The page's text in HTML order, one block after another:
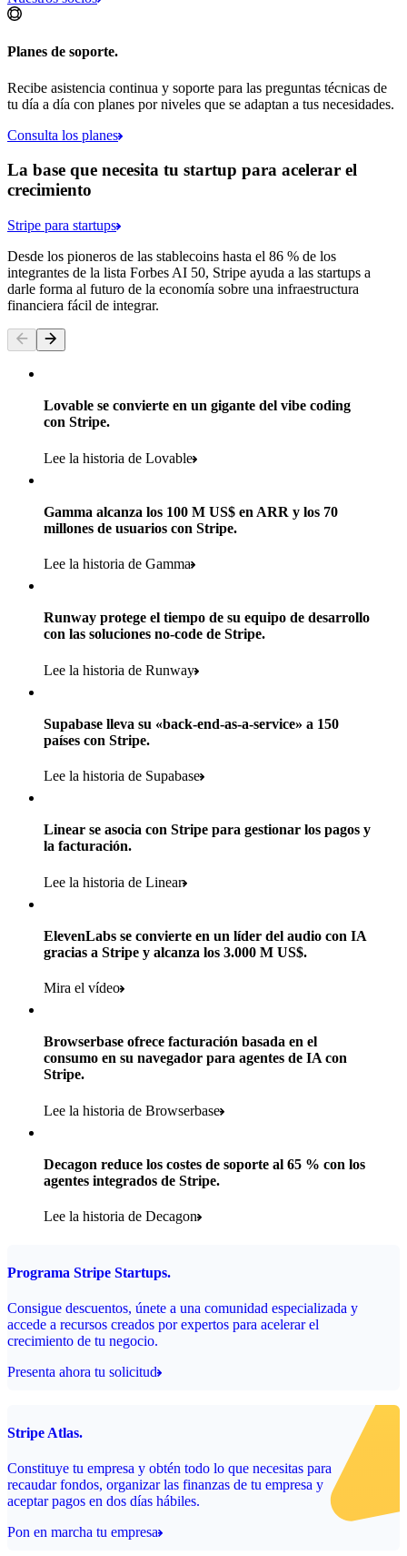
Más de 160
Más de 11 mil
ubicaciones en todo el mundo
Productos utilizados
Payments, Terminal, Connect, Radar y Stripe Sigma
Conoce su historia
Más de 5
marcas de consumo en su cartera de comercio minorista
Más de 700
Productos utilizados
Payments, Terminal, Connect, Stripe Sigma, Radar y Link
compradores
1,8 mil
Payments, Connect, Data Pipeline y Issuing
Conoce su historia
de pagos digitales y físicos con tecnología de Stripe
Menos de 3 meses
para implementar Stripe y lanzar la edición digital
Productos utilizados
Payments, Stripe Sigma y Radar
Conoce su historia
Planes de soporte.
Recibe asistencia continua y soporte para las preguntas técnicas de
tu día a día con planes por niveles que se adaptan a tus necesidades.
Consulta los planes
La base que necesita tu startup para acelerar el
crecimiento
Stripe para startups
Desde los pioneros de las stablecoins hasta el 86 % de los
integrantes de la lista Forbes AI 50, Stripe ayuda a las startups a
darle forma al futuro de la economía sobre una infraestructura
financiera fácil de integrar.
Lovable se convierte en un gigante del vibe coding
con Stripe.
Lee la historia de Lovable
Gamma alcanza los 100 M US$ en ARR y los 70
millones de usuarios con Stripe.
Lee la historia de Gamma
Runway protege el tiempo de su equipo de desarrollo
con las soluciones no-code de Stripe.
Lee la historia de Runway
Supabase lleva su «back-end-as-a-service» a 150
países con Stripe.
Lee la historia de Supabase
Linear se asocia con Stripe para gestionar los pagos y
la facturación.
Lee la historia de Linear
ElevenLabs se convierte en un líder del audio con IA
gracias a Stripe y alcanza los 3.000 M US$.
Mira el vídeo
Browserbase ofrece facturación basada en el
consumo en su navegador para agentes de IA con
Stripe.
Lee la historia de Browserbase
Decagon reduce los costes de soporte al 65 % con los
agentes integrados de Stripe.
Lee la historia de Decagon
Programa Stripe Startups.
Consigue descuentos, únete a una comunidad especializada y
accede a recursos creados por expertos para acelerar el
crecimiento de tu negocio.
Presenta ahora tu solicitud
Stripe Atlas.
Constituye tu empresa y obtén todo lo que necesitas para
recaudar fondos, organizar las finanzas de tu empresa y
aceptar pagos en dos días hábiles.
Pon en marcha tu empresa